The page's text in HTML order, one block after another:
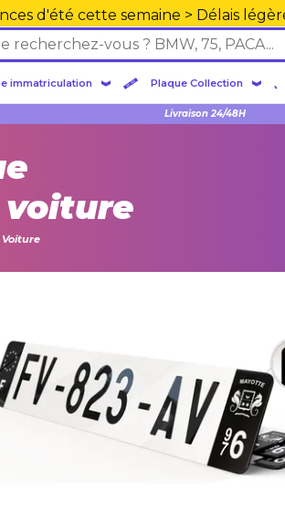
d'été cette semaine > Délais
immatriculation Plaque Collection
Livraison 24/48H